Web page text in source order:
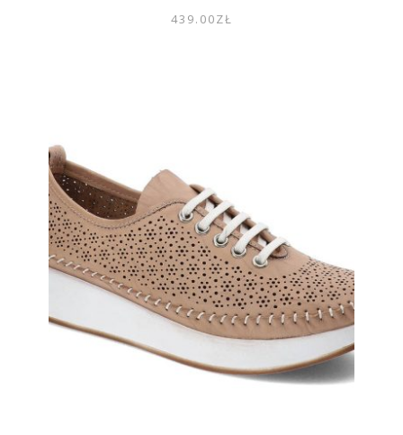
439.00ZŁ